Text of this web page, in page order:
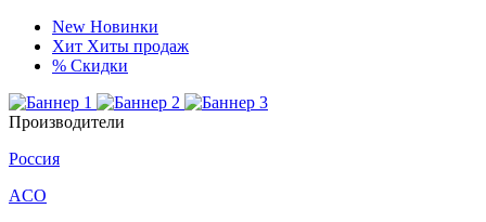
New Новинки
Хит Хиты продаж
% Скидки
Производители
Россия
ACO